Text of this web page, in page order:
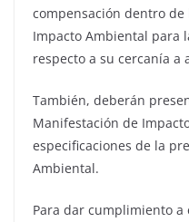
compensación dentro
Impacto Ambiental para
respecto a su cercanía a
También, deberán
Manifestación de
especificaciones de la
Ambiental.
Para dar cumplimiento a